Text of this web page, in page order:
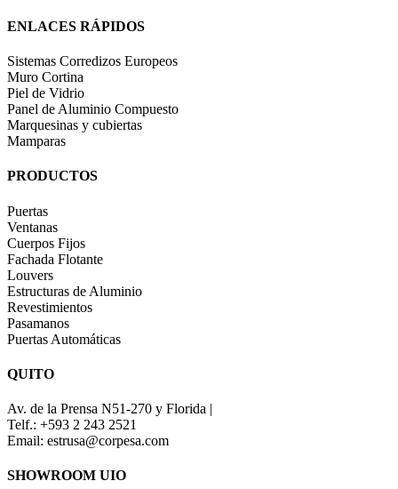
ENLACES RÁPIDOS
Sistemas Corredizos Europeos
Muro Cortina
Piel de Vidrio
Panel de Aluminio Compuesto
Marquesinas y cubiertas
Mamparas
PRODUCTOS
Puertas
Ventanas
Cuerpos Fijos
Fachada Flotante
Louvers
Estructuras de Aluminio
Revestimientos
Pasamanos
Puertas Automáticas
QUITO
Av. de la Prensa N51-270 y Florida |
Telf.: +593 2 243 2521
Email: estrusa@corpesa.com
SHOWROOM UIO